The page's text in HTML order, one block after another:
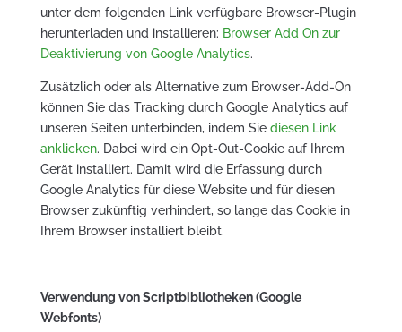
unter dem folgenden Link verfügbare Browser-Plugin
herunterladen und installieren: Browser Add On zur
Deaktivierung von Google Analytics.
Zusätzlich oder als Alternative zum Browser-Add-On
können Sie das Tracking durch Google Analytics auf
unseren Seiten unterbinden, indem Sie diesen Link
anklicken. Dabei wird ein Opt-Out-Cookie auf Ihrem
Gerät installiert. Damit wird die Erfassung durch
Google Analytics für diese Website und für diesen
Browser zukünftig verhindert, so lange das Cookie in
Ihrem Browser installiert bleibt.
Verwendung von Scriptbibliotheken (Google
Webfonts)